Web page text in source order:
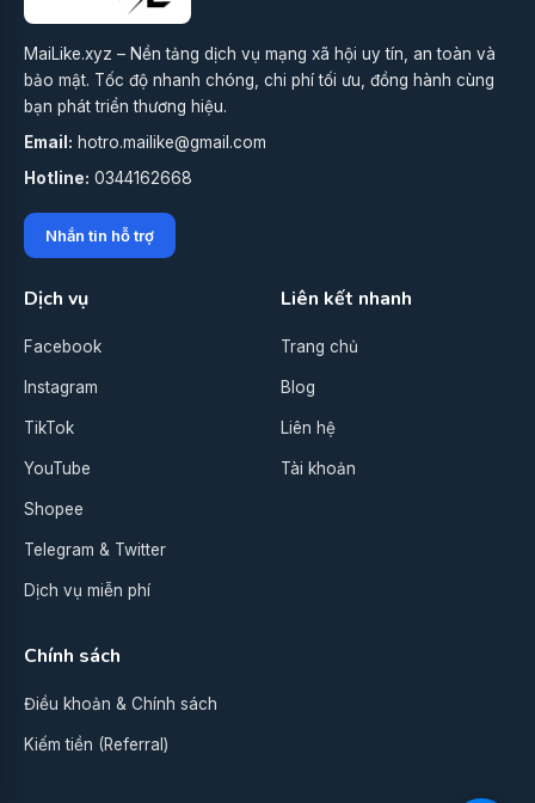
MaiLike.xyz – Nền tảng dịch vụ mạng xã hội uy tín, an toàn và
bảo mật. Tốc độ nhanh chóng, chi phí tối ưu, đồng hành cùng
bạn phát triển thương hiệu.
Email: hotro.mailike@gmail.com
Hotline: 0344162668
Nhắn tin hỗ trợ
Dịch vụ
Facebook
Instagram
TikTok
YouTube
Shopee
Telegram & Twitter
Dịch vụ miễn phí
Liên kết nhanh
Trang chủ
Blog
Liên hệ
Tài khoản
Chính sách
Điều khoản & Chính sách
Kiếm tiền (Referral)